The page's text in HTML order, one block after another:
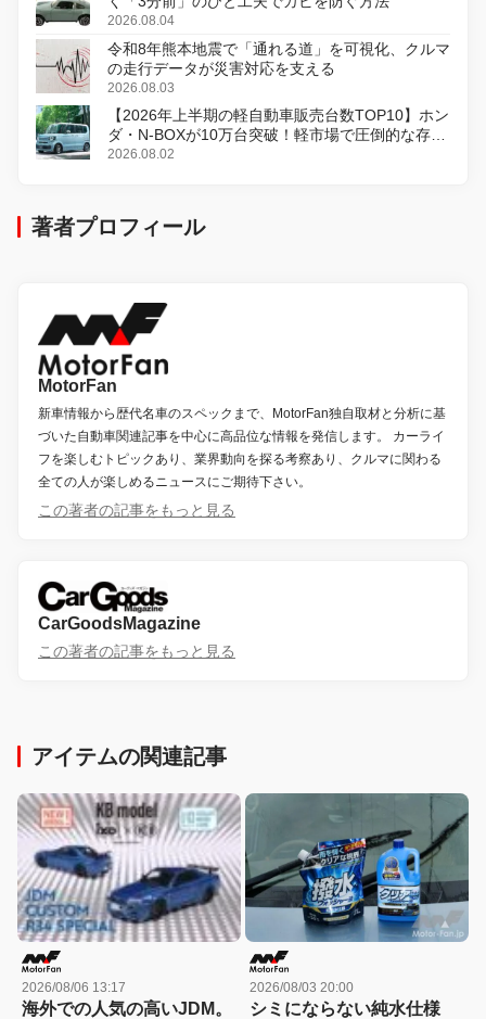
2026.08.04
令和8年熊本地震で「通れる道」を可視化、クルマ
の走行データが災害対応を支える
2026.08.03
【2026年上半期の軽自動車販売台数TOP10】ホン
ダ・N-BOXが10万台突破！軽市場で圧倒的な存在
感
2026.08.02
著者プロフィール
MotorFan
新車情報から歴代名車のスペックまで、MotorFan独自取材と分析に基
づいた自動車関連記事を中心に高品位な情報を発信します。 カーライ
フを楽しむトピックあり、業界動向を探る考察あり、クルマに関わる
全ての人が楽しめるニュースにご期待下さい。
この著者の記事をもっと見る
CarGoodsMagazine
この著者の記事をもっと見る
アイテムの関連記事
2026/08/06 13:17
海外での人気の高いJDM。
2026/08/03 20:00
シミにならない純水仕様